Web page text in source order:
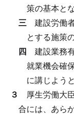
策の基本と
三 建設労働
とする施策
四 建設業務
就業機会確
に講じよう
３ 厚生労働大
合には、あら